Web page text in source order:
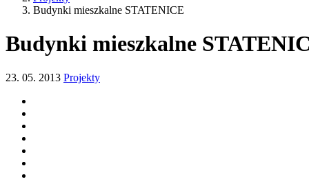
Budynki mieszkalne STATENICE
Budynki mieszkalne
23. 05. 2013 Projekty